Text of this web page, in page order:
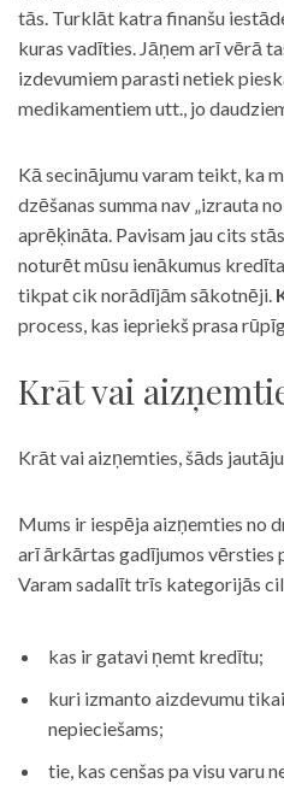
tās. Turklāt katra finanšu
kuras vadīties. Jāņem arī vērā
izdevumiem parasti netiek
medikamentiem utt., jo
Kā secinājumu varam teikt, ka
dzēšanas summa nav „izrauta
aprēķināta. Pavisam jau cits
noturēt mūsu ienākumus
tikpat cik norādījām sākotnēji.
process, kas iepriekš prasa
Krāt vai
Krāt vai aizņemties, šāds
Mums ir iespēja aizņemties no
arī ārkārtas gadījumos vērsties
Varam sadalīt trīs kategorijās
kas ir gatavi ņemt kredītu;
kuri izmanto aizdevumu
nepieciešams;
tie, kas cenšas pa visu varu